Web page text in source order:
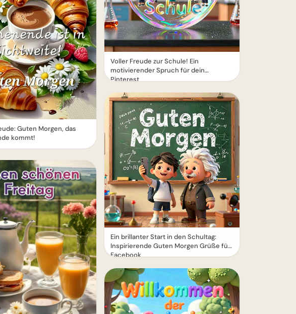
Guten Morgen, das
kommt!
Voller Freude zur Schule! Ein
motivierender Spruch für dein
Pinterest
Ein brillanter Start in den Schultag:
Inspirierende Guten Morgen Grüße für
Facebook